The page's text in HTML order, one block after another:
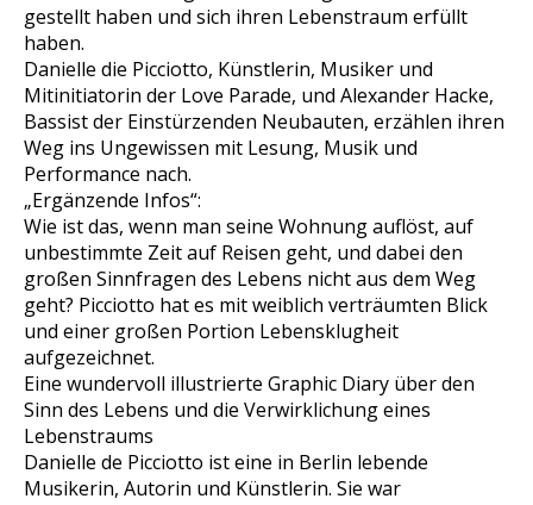
gestellt haben und sich ihren Lebenstraum erfüllt
haben.
Danielle die Picciotto, Künstlerin, Musiker und
Mitinitiatorin der Love Parade, und Alexander Hacke,
Bassist der Einstürzenden Neubauten, erzählen ihren
Weg ins Ungewissen mit Lesung, Musik und
Performance nach.
„Ergänzende Infos“:
Wie ist das, wenn man seine Wohnung auflöst, auf
unbestimmte Zeit auf Reisen geht, und dabei den
großen Sinnfragen des Lebens nicht aus dem Weg
geht? Picciotto hat es mit weiblich verträumten Blick
und einer großen Portion Lebensklugheit
aufgezeichnet.
Eine wundervoll illustrierte Graphic Diary über den
Sinn des Lebens und die Verwirklichung eines
Lebenstraums
Danielle de Picciotto ist eine in Berlin lebende
Musikerin, Autorin und Künstlerin. Sie war